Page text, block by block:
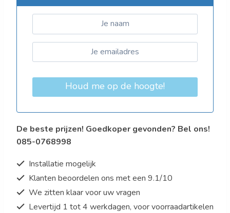
Houd me op de hoogte!
De beste prijzen! Goedkoper gevonden? Bel ons!
085-0768998
Installatie mogelijk
Klanten beoordelen ons met een 9.1/10
We zitten klaar voor uw vragen
Levertijd 1 tot 4 werkdagen, voor voorraadartikelen